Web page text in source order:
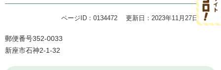
ページID：0134472 更新日：2023年11月27日更新
郵便番号352-0033
新座市石神2-1-32